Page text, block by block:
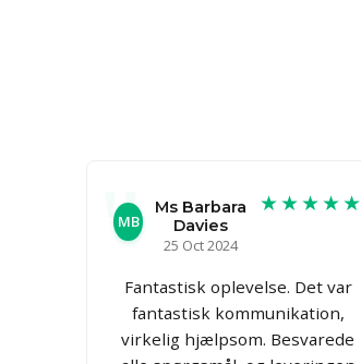
MB
Ms Barbara
Davies
25 Oct 2024
★★★★★
Fantastisk oplevelse. Det var
fantastisk kommunikation,
virkelig hjælpsom. Besvarede